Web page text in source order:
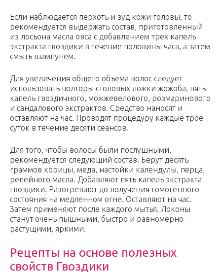
Если наблюдается перхоть и зуд кожи головы, то
рекомендуется выдержать состав, приготовленный
из лосьона масла овса с добавлением трех капель
экстракта гвоздики в течение половины часа, а затем
смыть шампунем.
Для увеличения общего объема волос следует
использовать полторы столовых ложки жожоба, пять
капель гвоздичного, можжевелового, розмаринового
и сандалового экстрактов. Средство наносят и
оставляют на час. Проводят процедуру каждые трое
суток в течение десяти сеансов.
Для того, чтобы волосы были послушными,
рекомендуется следующий состав. Берут десять
граммов корицы, меда, настойки календулы, перца,
репейного масла. Добавляют пять капель экстракта
гвоздики. Разогревают до получения гомогенного
состояния на медленном огне. Оставляют на час.
Затем применяют после каждого мытья. Локоны
станут очень пышными, быстро и равномерно
растущими, яркими.
Рецепты на основе полезных
свойств Гвоздики